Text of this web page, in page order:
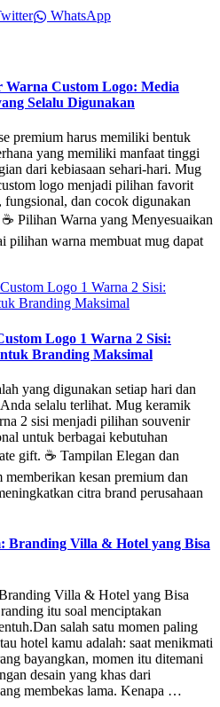
WhatsApp
Custom Logo: Media
Selalu Digunakan
premium harus memiliki bentuk
yang memiliki manfaat tinggi
dari kebiasaan sehari-hari. Mug
logo menjadi pilihan favorit
fungsional, dan cocok digunakan
Pilihan Warna yang Menyesuaikan
pilihan warna membuat mug dapat
Logo 1 Warna 2 Sisi:
Branding Maksimal
yang digunakan setiap hari dan
selalu terlihat. Mug keramik
2 sisi menjadi pilihan souvenir
untuk berbagai kebutuhan
gift. ☕ Tampilan Elegan dan
kesan premium dan
citra brand perusahaan
Branding Villa & Hotel yang Bisa
Villa & Hotel yang Bisa
itu soal menciptakan
salah satu momen paling
hotel kamu adalah: saat menikmati
bayangkan, momen itu ditemani
desain yang khas dari
membekas lama. Kenapa …